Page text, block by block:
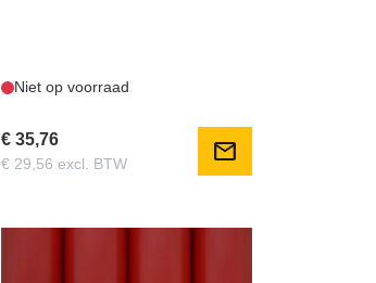
Niet op voorraad
€ 35,76
€ 29,56 excl. BTW mail